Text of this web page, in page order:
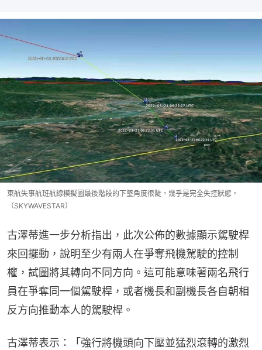
東航失事航班航線模擬圖最後階段的下墜角度很陡，幾乎是完全失控狀態。
（SKYWAVESTAR）
古澤蒂進一步分析指出，此次公佈的數據顯示駕駛桿
來回擺動，說明至少有兩人在爭奪飛機駕駛的控制
權，試圖將其轉向不同方向。這可能意味著兩名飛行
員在爭奪同一個駕駛桿，或者機長和副機長各自朝相
反方向推動本人的駕駛桿。
古澤蒂表示：「強行將機頭向下壓並猛烈滾轉的激烈